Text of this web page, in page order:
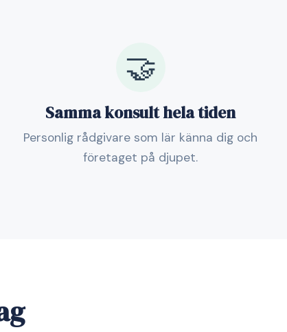
🤝
Samma konsult hela tiden
Personlig rådgivare som lär känna dig och
företaget på djupet.